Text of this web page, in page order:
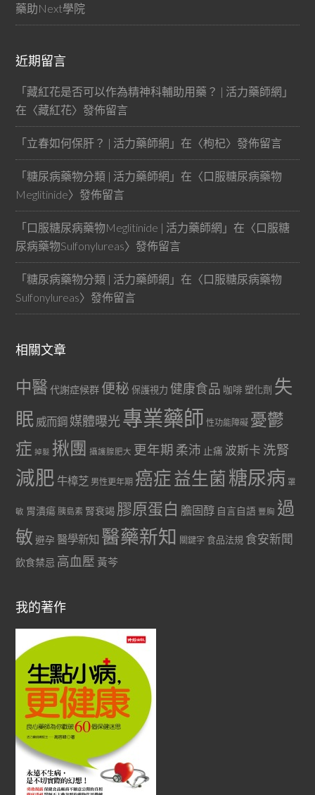
藥助Next學院
近期留言
「藏紅花是否可以作為精神科輔助用藥？ | 活力藥師網 」
在〈藏紅花〉發佈留言
「立春如何保肝？ | 活力藥師網 」在〈枸杞〉發佈留言
「糖尿病藥物分類 | 活力藥師網 」在〈口服糖尿病藥物
Meglitinide〉發佈留言
「口服糖尿病藥物Meglitinide | 活力藥師網 」在〈口服糖
尿病藥物Sulfonylureas〉發佈留言
「糖尿病藥物分類 | 活力藥師網 」在〈口服糖尿病藥物
Sulfonylureas〉發佈留言
相關文章
中醫代謝症候群 便秘 保護視力 健康食品 咖啡 塑化劑 失
眠 威而鋼 媒體曝光專業藥師 性功能障礙 憂鬱
症 掉髮 揪團 攝護腺肥大 更年期 柔沛 止痛 波斯卡 洗腎
減肥 牛樟芝 男性更年期 癌症益生菌 糖尿病 罩
敏 胃潰瘍 胰島素 腎衰竭 膠原蛋白 膽固醇 自言自語 豐胸 過
敏 避孕 醫學新知 醫藥新知 關鍵字 食品法規 食安新聞
飲食禁忌 高血壓 黃芩
我的著作